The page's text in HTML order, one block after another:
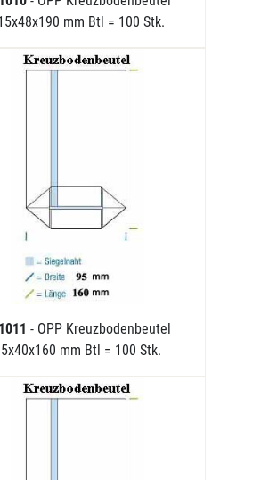
mm Btl = 100 Stk.
- OPP Kreuzbodenbeutel
mm Btl = 100 Stk.